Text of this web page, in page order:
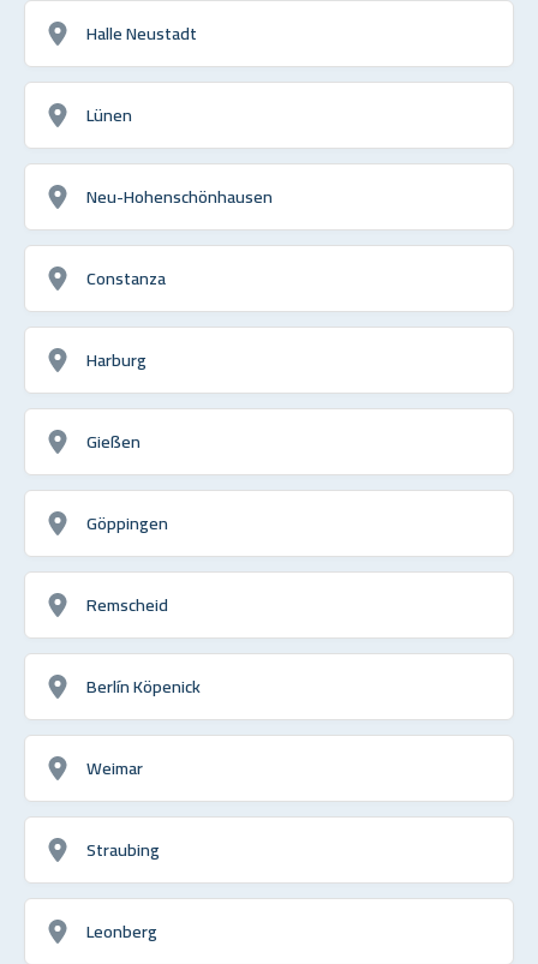
Halle Neustadt
Lünen
Neu-Hohenschönhausen
Constanza
Harburg
Gießen
Göppingen
Remscheid
Berlín Köpenick
Weimar
Straubing
Leonberg